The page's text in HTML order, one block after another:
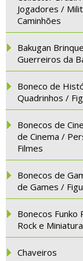
Jogadores /
Caminhões
Bakugan
Guerreiros da
Boneco de
Quadrinhos /
Bonecos de
de Cinema /
Filmes
Bonecos de
de Games /
Bonecos Funko
Rock e
Chaveiros